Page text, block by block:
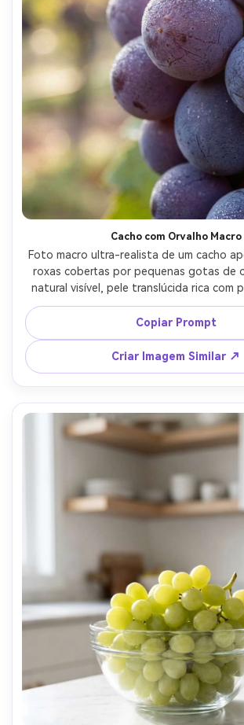
Cacho com Orvalho Macro
Foto macro ultra-realista de um cacho
roxas cobertas por pequenas gotas de
natural visível, pele translúcida rica com
suave da manhã por trás, profundidade
com bokeh cremoso, fotografia feita
lente macro de 100mm, f/2.8, detalhes
frontais, gradação de cores natural,
gastronômica de alto padrão
Copiar Prompt
Criar Imagem Similar ↗